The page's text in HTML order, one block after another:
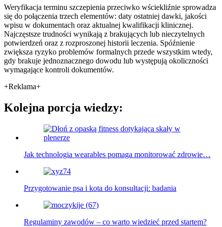
Weryfikacja terminu szczepienia przeciwko wściekliźnie sprowadza
się do połączenia trzech elementów: daty ostatniej dawki, jakości
wpisu w dokumentach oraz aktualnej kwalifikacji klinicznej.
Najczęstsze trudności wynikają z brakujących lub nieczytelnych
potwierdzeń oraz z rozproszonej historii leczenia. Spóźnienie
zwiększa ryzyko problemów formalnych przede wszystkim wtedy,
gdy brakuje jednoznacznego dowodu lub występują okoliczności
wymagające kontroli dokumentów.
+Reklama+
Kolejna porcja wiedzy:
Jak technologia wearables pomaga monitorować zdrowie…
Przygotowanie psa i kota do konsultacji: badania
Regulaminy zawodów – co warto wiedzieć przed startem?